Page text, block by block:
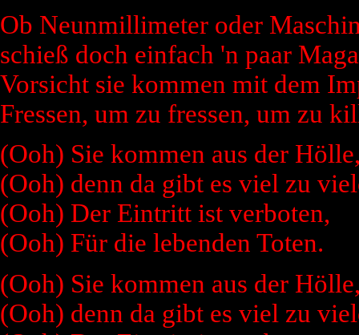
Ob Neunmillimeter oder
schieß doch einfach 'n paar
Vorsicht sie kommen mit dem
Fressen, um zu fressen, um zu
(Ooh) Sie kommen aus der
(Ooh) denn da gibt es viel zu
(Ooh) Der Eintritt ist verboten,
(Ooh) Für die lebenden Toten.
(Ooh) Sie kommen aus der
(Ooh) denn da gibt es viel zu